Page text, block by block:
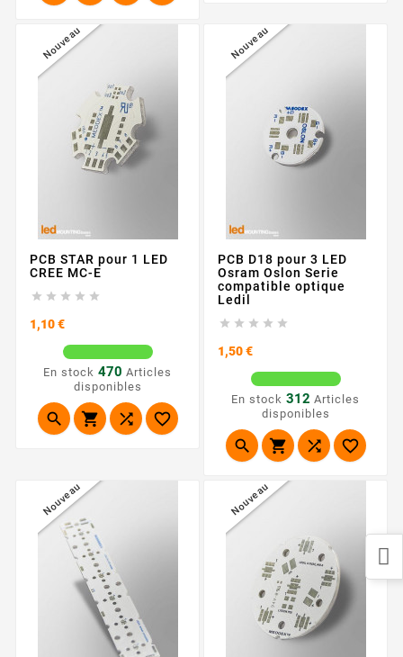
Nouveau
PCB STAR pour 1 LED
CREE MC-E
    
1,10 €Prix
En stock 470 Articles
disponibles
   
Nouveau
PCB D18 pour 3 LED
Osram Oslon Serie
compatible optique
Ledil
    
1,50 €Prix
En stock 312 Articles
disponibles
   
Nouveau Nouveau